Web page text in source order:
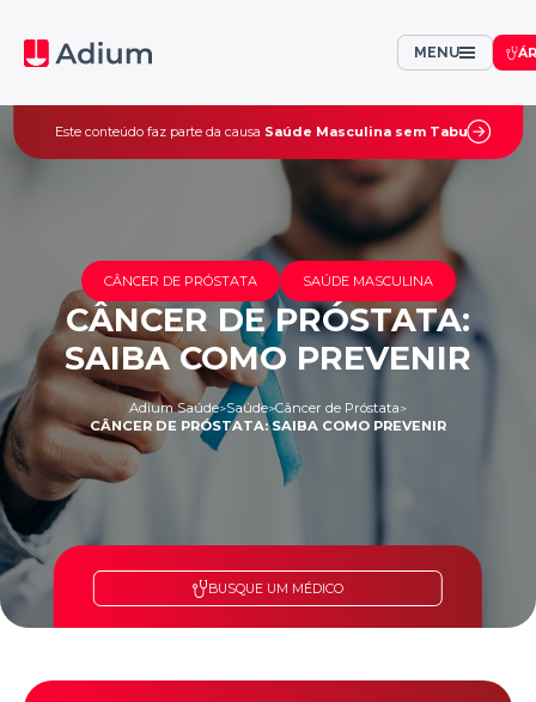
MENU
Este conteúdo faz parte da causa Saúde Masculina sem Tabu
CÂNCER DE PRÓSTATA SAÚDE MASCULINA
CÂNCER DE PRÓSTATA:
SAIBA COMO PREVENIR
Adium Saúde>Saúde>Câncer de Próstata>
CÂNCER DE PRÓSTATA: SAIBA COMO PREVENIR
BUSQUE UM MÉDICO